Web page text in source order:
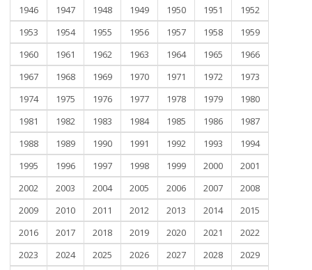
1946
1947 1948 1949 1950 1951
1952
1953
1954 1955 1956 1957 1958
1959
1960
1961 1962 1963 1964 1965
1966
1967
1968 1969 1970 1971 1972
1973
1974
1975 1976 1977 1978 1979
1980
1981
1982 1983 1984 1985 1986
1987
1988
1989 1990 1991 1992 1993
1994
1995
1996 1997 1998 1999 2000
2001
2002
2003 2004 2005 2006 2007
2008
2009
2010 2011 2012 2013 2014
2015
2016
2017 2018 2019 2020 2021
2022
2023
2024 2025 2026 2027 2028
2029